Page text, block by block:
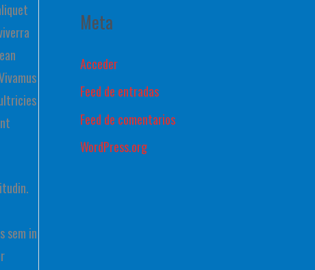
sem in
Meta
Acceder
Feed de entradas
Feed de comentarios
WordPress.org